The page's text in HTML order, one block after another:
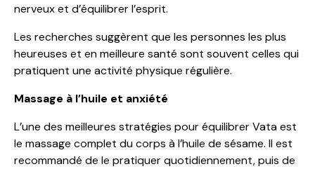
nerveux et d’équilibrer l’esprit.
Les recherches suggèrent que les personnes les plus
heureuses et en meilleure santé sont souvent celles qui
pratiquent une activité physique régulière.
Massage à l’huile et anxiété
L’une des meilleures stratégies pour équilibrer Vata est
le massage complet du corps à l’huile de sésame. Il est
recommandé de le pratiquer quotidiennement, puis de